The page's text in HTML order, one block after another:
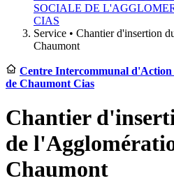
SOCIALE DE
CIAS
Service • Chantier d'insertion
Chaumont
Centre Intercommunal d'Action
de Chaumont Cias
Chantier
de
Chaumont